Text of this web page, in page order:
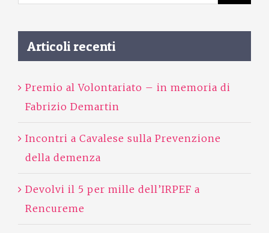
Articoli recenti
Premio al Volontariato – in memoria di
Fabrizio Demartin
Incontri a Cavalese sulla Prevenzione
della demenza
Devolvi il 5 per mille dell’IRPEF a
Rencureme